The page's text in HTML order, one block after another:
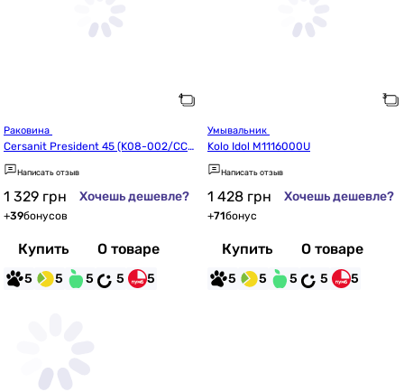
Cersanit President 45 (K08-002/CCW
S1000360936)
Написать отзыв
1 329 грн Хочешь дешевле?
+39бонусов
Купить О товаре
5 5 5 5 5
Kolo Idol M1116000U
Написать отзыв
1 428 грн Хочешь дешевле?
+71бонус
Купить О товаре
5 5 5 5 5